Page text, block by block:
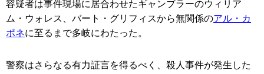
容疑者は事件現場に居合わせたギャンブラーのウィリア
ム・ウォレス、バート・グリフィスから無関係のアル・カ
ポネに至るまで多岐にわたった。
警察はさらなる有力証言を得るべく、殺人事件が発生した